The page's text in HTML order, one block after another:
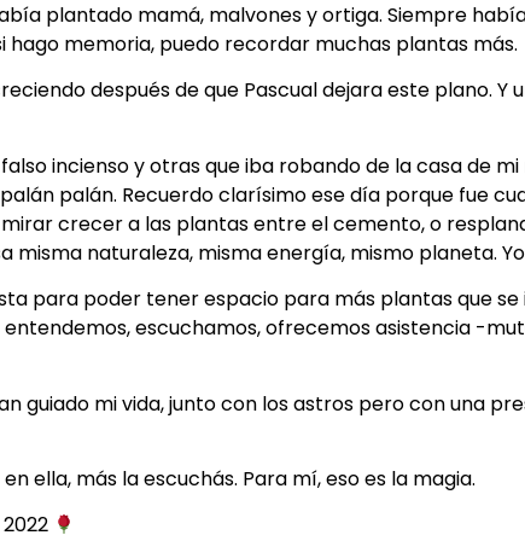
plantado mamá, malvones y ortiga. Siempre
memoria, puedo recordar muchas plantas más.
después de que Pascual dejara este plano. Y
incienso y otras que iba robando de la casa de mi
palán. Recuerdo clarísimo ese día porque fue
crecer a las plantas entre el cemento, o
misma naturaleza, misma energía, mismo planeta.
para poder tener espacio para más plantas que se
entendemos, escuchamos, ofrecemos asistencia -
guiado mi vida, junto con los astros pero con una
ella, más la escuchás. Para mí, eso es la magia.